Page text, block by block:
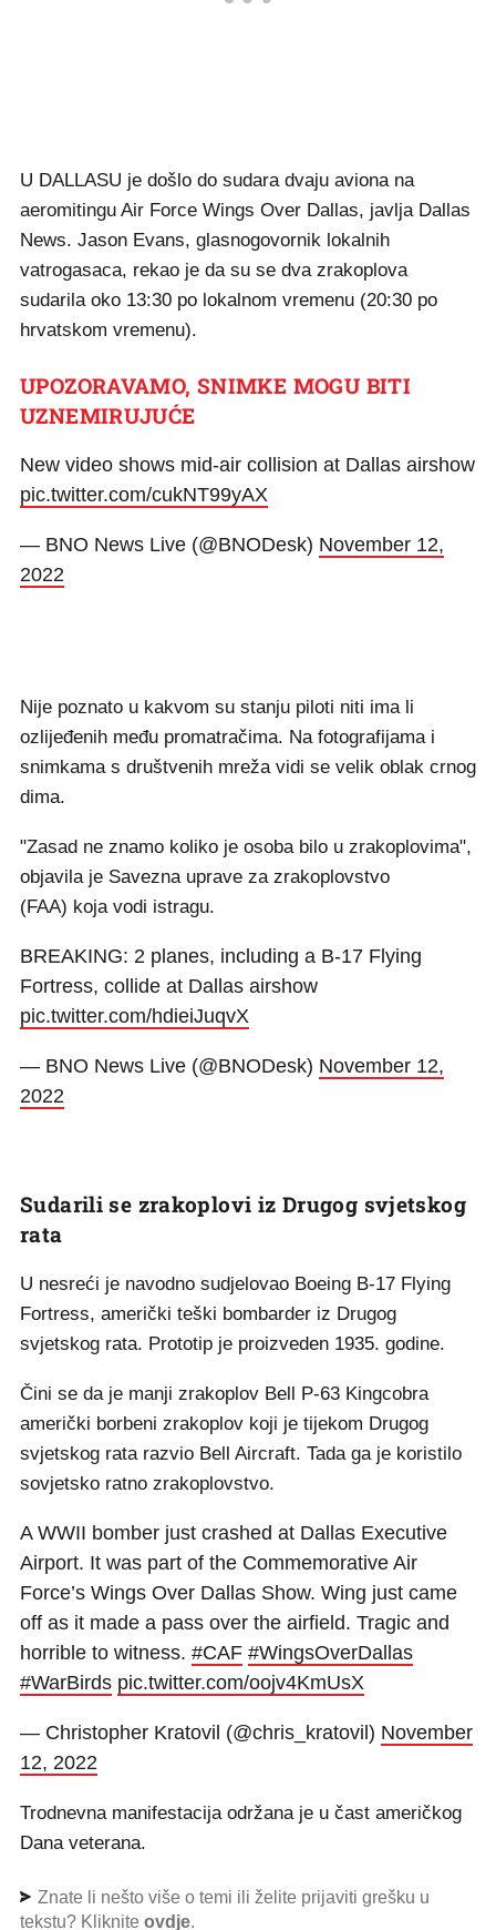
U DALLASU je došlo do sudara dvaju aviona na
aeromitingu Air Force Wings Over Dallas, javlja Dallas
News. Jason Evans, glasnogovornik lokalnih
vatrogasaca, rekao je da su se dva zrakoplova
sudarila oko 13:30 po lokalnom vremenu (20:30 po
hrvatskom vremenu).
UPOZORAVAMO, SNIMKE MOGU BITI
UZNEMIRUJUĆE
New video shows mid-air collision at Dallas airshow
pic.twitter.com/cukNT99yAX
— BNO News Live (@BNODesk) November 12,
2022
Nije poznato u kakvom su stanju piloti niti ima li
ozlijeđenih među promatračima. Na fotografijama i
snimkama s društvenih mreža vidi se velik oblak crnog
dima.
"Zasad ne znamo koliko je osoba bilo u zrakoplovima",
objavila je Savezna uprave za zrakoplovstvo
(FAA) koja vodi istragu.
BREAKING: 2 planes, including a B-17 Flying
Fortress, collide at Dallas airshow
pic.twitter.com/hdieiJuqvX
— BNO News Live (@BNODesk) November 12,
2022
Sudarili se zrakoplovi iz Drugog svjetskog
rata
U nesreći je navodno sudjelovao Boeing B-17 Flying
Fortress, američki teški bombarder iz Drugog
svjetskog rata. Prototip je proizveden 1935. godine.
Čini se da je manji zrakoplov Bell P-63 Kingcobra
američki borbeni zrakoplov koji je tijekom Drugog
svjetskog rata razvio Bell Aircraft. Tada ga je koristilo
sovjetsko ratno zrakoplovstvo.
A WWII bomber just crashed at Dallas Executive
Airport. It was part of the Commemorative Air
Force’s Wings Over Dallas Show. Wing just came
off as it made a pass over the airfield. Tragic and
horrible to witness. #CAF #WingsOverDallas
#WarBirds pic.twitter.com/oojv4KmUsX
— Christopher Kratovil (@chris_kratovil) November
12, 2022
Trodnevna manifestacija održana je u čast američkog
Dana veterana.
Znate li nešto više o temi ili želite prijaviti grešku u
tekstu? Kliknite ovdje.